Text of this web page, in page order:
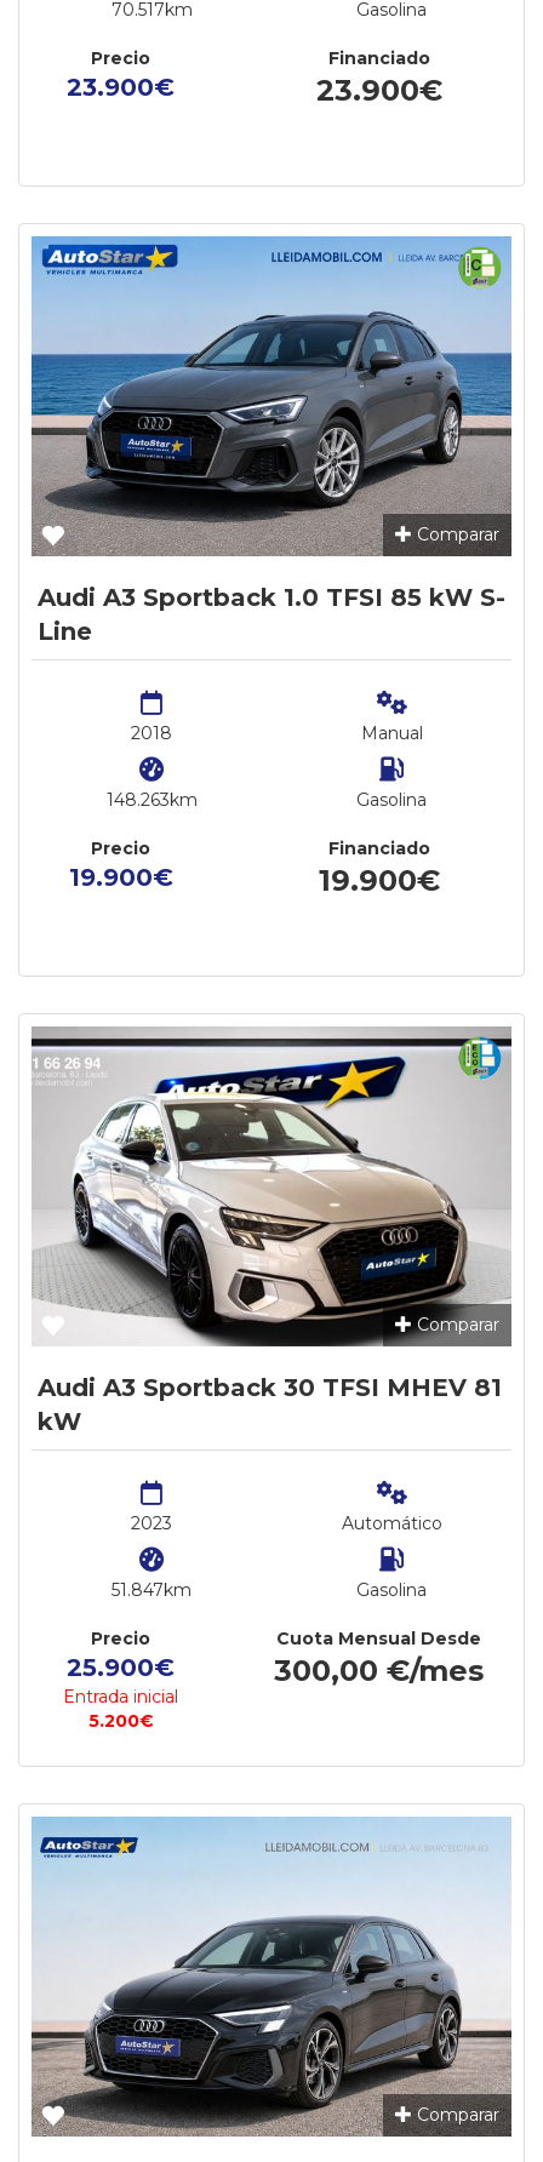
70.517km Gasolina
Precio
23.900€
Financiado
23.900€
Comparar
Audi A3 Sportback 1.0 TFSI 85 kW S-
Line
2018
148.263km
Manual
Gasolina
Precio
19.900€
Financiado
19.900€
Comparar
Audi A3 Sportback 30 TFSI MHEV 81
kW
2023
51.847km
Automático
Gasolina
Precio
25.900€
Entrada inicial
5.200€
Cuota Mensual Desde
300,00 €/mes
Comparar